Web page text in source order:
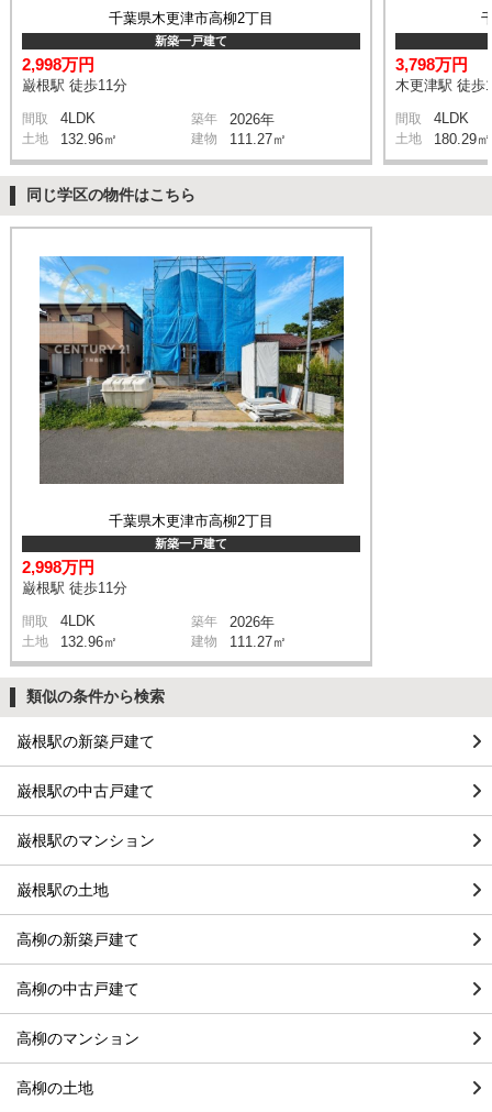
千葉県木更津市高柳2丁目
新築一戸建て
2,998万円
巌根駅 徒歩11分
間取 4LDK 築年 2026年
土地 132.96㎡ 建物 111.27㎡
3,798万円
木更津駅 徒歩
間取 4LDK
土地 180.29㎡
同じ学区の物件はこちら
千葉県木更津市高柳2丁目
新築一戸建て
2,998万円
巌根駅 徒歩11分
間取 4LDK 築年 2026年
土地 132.96㎡ 建物 111.27㎡
類似の条件から検索
巌根駅の新築戸建て
巌根駅の中古戸建て
巌根駅のマンション
巌根駅の土地
高柳の新築戸建て
高柳の中古戸建て
高柳のマンション
高柳の土地